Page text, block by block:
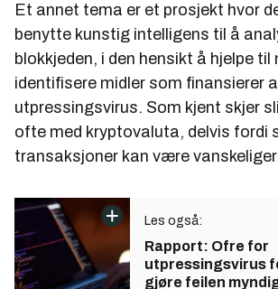
Et annet tema er et prosjekt hvor
benytte kunstig intelligens til å
blokkjeden, i den hensikt å hjelpe til
identifisere midler som finansierer
utpressingsvirus. Som kjent skjer
ofte med kryptovaluta, delvis fordi
transaksjoner kan være
Les også:
Rapport: Ofre for
utpressingsvirus
gjøre feilen